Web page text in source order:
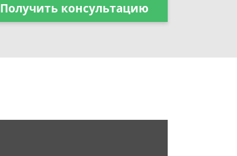
Получить консультацию